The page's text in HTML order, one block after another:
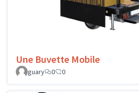
Une Buvette Mobile
guary
0 0